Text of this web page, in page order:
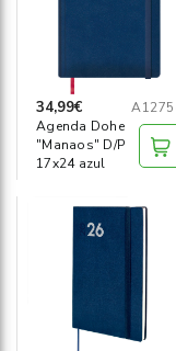
34,99€
Agenda Dohe
"Manaos" D/P
17x24 azul